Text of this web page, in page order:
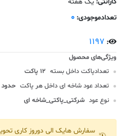
تعدادموجودی:0
:
1197
تعدادپاکت داخل بسته 12 پاکت
تعداد عود شاخه ای داخل هر پاکت حدود 20 شاخه عود
نوع عود شرکتی_پاکتی_شاخه ای
سفارش هایک الی دوروز کاری